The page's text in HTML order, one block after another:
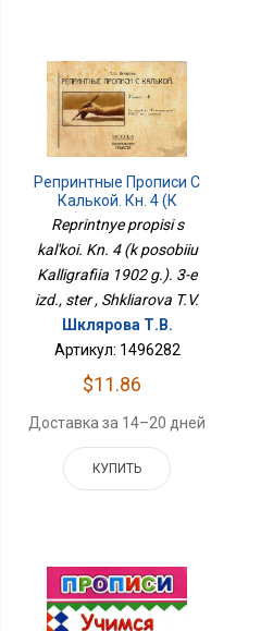
Репринтные Прописи С
Калькой. Кн. 4 (к
Пособию Каллиграфия
1902 Г.). 3-Е Изд., Стер
Reprintnye propisi s
kal'koi. Kn. 4 (k posobiiu
Kalligrafiia 1902 g.). 3-e
izd., ster , Shkliarova T.V.
Шклярова Т.В.
Артикул: 1496282
$11.86
Доставка за 14–20 дней
КУПИТЬ